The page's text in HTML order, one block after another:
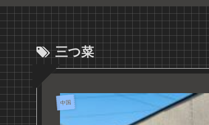
三つ菜
中国